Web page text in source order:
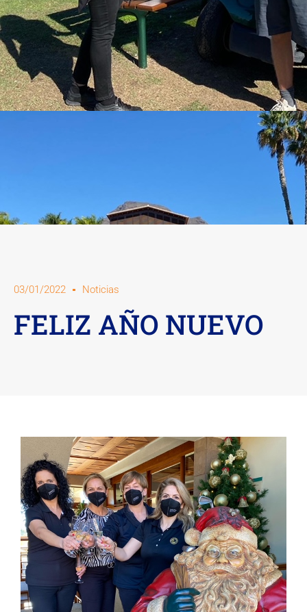
03/01/2022 Noticias
FELIZ AÑO NUEVO